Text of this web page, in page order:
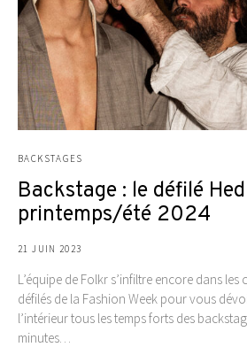
BACKSTAGES
Backstage : le défilé
printemps/été 2024
21 JUIN 2023
L’équipe de Folkr s’infiltre encore dans
défilés de la Fashion Week pour vous
l’intérieur tous les temps forts des
minutes…